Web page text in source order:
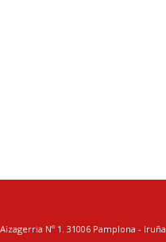
Nº 1. 31006 Pamplona - Iruña